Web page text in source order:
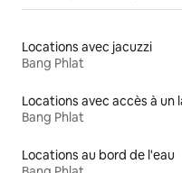
Locations avec jacuzzi
Bang Phlat
Locations avec accès à un
Bang Phlat
Locations au bord de l'eau